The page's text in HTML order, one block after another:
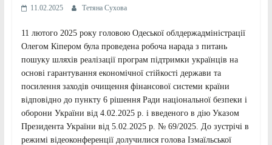
11.02.2025 Тетяна Сухова
11 лютого 2025 року головою Одеської облдержадміністрації
Олегом Кіпером була проведена робоча нарада з питань
пошуку шляхів реалізації програм підтримки українців на
основі гарантування економічної стійкості держави та
посилення заходів очищення фінансової системи країни
відповідно до пункту 6 рішення Ради національної безпеки і
оборони України від 4.02.2025 р. і введеного в дію Указом
Президента України від 5.02.2025 р. № 69/2025. До зустрічі в
режимі відеоконференції долучилися голова Ізмаїльської